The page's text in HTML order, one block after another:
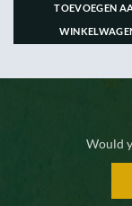
TOEVOEGEN
Would